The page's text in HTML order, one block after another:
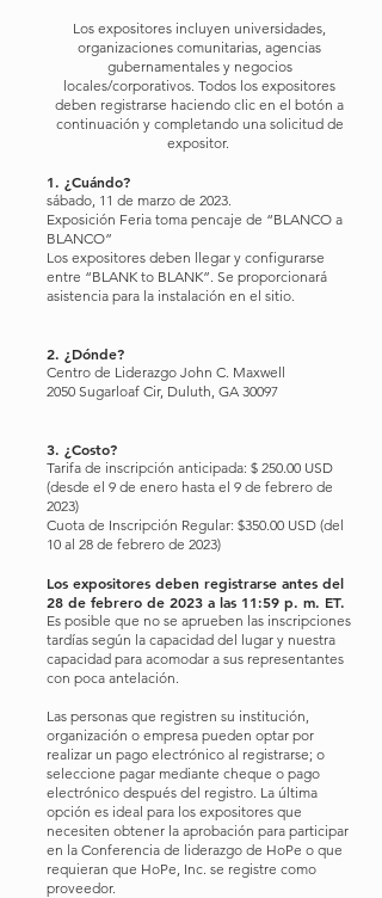
Los expositores incluyen universidades,
organizaciones comunitarias, agencias
gubernamentales y negocios
locales/corporativos. Todos los expositores
deben registrarse haciendo clic en el botón a
continuación y completando una solicitud de
expositor.
1. ¿Cuándo?
sábado, 11 de marzo de 2023.
Exposición Feria toma pencaje de “BLANCO a
BLANCO”
Los expositores deben llegar y configurarse
entre “BLANK to BLANK”. Se proporcionará
asistencia para la instalación en el sitio.
2. ¿Dónde?
Centro de Liderazgo John C. Maxwell
2050 Sugarloaf Cir, Duluth, GA 30097
3. ¿Costo?
Tarifa de inscripción anticipada: $ 250.00 USD
(desde el 9 de enero hasta el 9 de febrero de
2023)
Cuota de Inscripción Regular: $350.00 USD (del
10 al 28 de febrero de 2023)
Los expositores deben registrarse antes del
28 de febrero de 2023 a las 11:59 p. m. ET.
Es posible que no se aprueben las inscripciones
tardías según la capacidad del lugar y nuestra
capacidad para acomodar a sus representantes
con poca antelación.
Las personas que registren su institución,
organización o empresa pueden optar por
realizar un pago electrónico al registrarse; o
seleccione pagar mediante cheque o pago
electrónico después del registro. La última
opción es ideal para los expositores que
necesiten obtener la aprobación para participar
en la Conferencia de liderazgo de HoPe o que
requieran que HoPe, Inc. se registre como
proveedor.